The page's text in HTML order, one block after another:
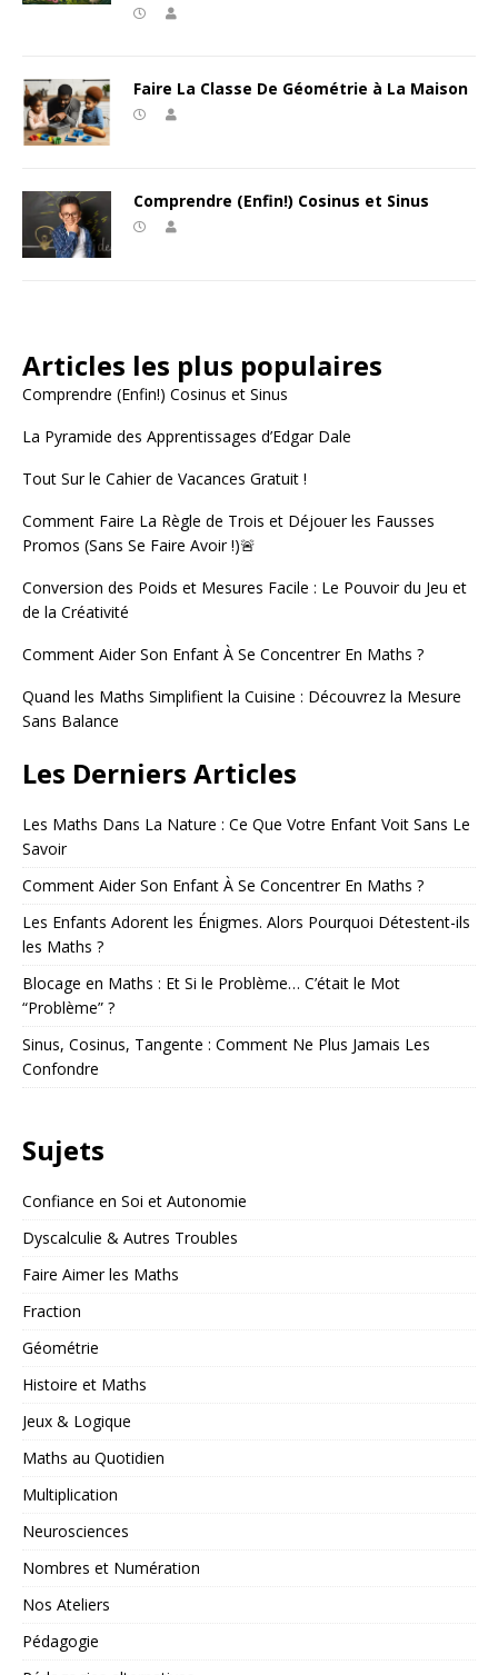
Faire La Classe De Géométrie à La Maison
Comprendre (Enfin!) Cosinus et Sinus
Articles les plus populaires
Comprendre (Enfin!) Cosinus et Sinus
La Pyramide des Apprentissages d’Edgar Dale
Tout Sur le Cahier de Vacances Gratuit !
Comment Faire La Règle de Trois et Déjouer les Fausses
Promos (Sans Se Faire Avoir !)🚨
Conversion des Poids et Mesures Facile : Le Pouvoir du Jeu et
de la Créativité
Comment Aider Son Enfant À Se Concentrer En Maths ?
Quand les Maths Simplifient la Cuisine : Découvrez la Mesure
Sans Balance
Les Derniers Articles
Les Maths Dans La Nature : Ce Que Votre Enfant Voit Sans Le
Savoir
Comment Aider Son Enfant À Se Concentrer En Maths ?
Les Enfants Adorent les Énigmes. Alors Pourquoi Détestent-ils
les Maths ?
Blocage en Maths : Et Si le Problème… C’était le Mot
“Problème” ?
Sinus, Cosinus, Tangente : Comment Ne Plus Jamais Les
Confondre
Sujets
Confiance en Soi et Autonomie
Dyscalculie & Autres Troubles
Faire Aimer les Maths
Fraction
Géométrie
Histoire et Maths
Jeux & Logique
Maths au Quotidien
Multiplication
Neurosciences
Nombres et Numération
Nos Ateliers
Pédagogie